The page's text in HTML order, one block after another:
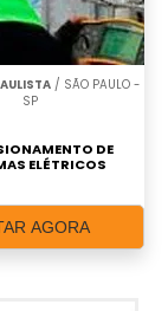
/ SÃO PAULO -
SP
DE
ELÉTRICOS
AGORA